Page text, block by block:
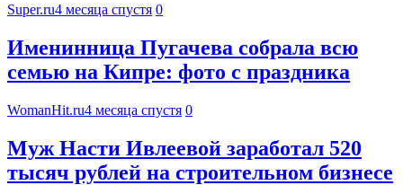
Super.ru4 месяца спустя 0
Именинница Пугачева собрала всю
семью на Кипре: фото с праздника
WomanHit.ru4 месяца спустя 0
Муж Насти Ивлеевой заработал 520
тысяч рублей на строительном бизнесе